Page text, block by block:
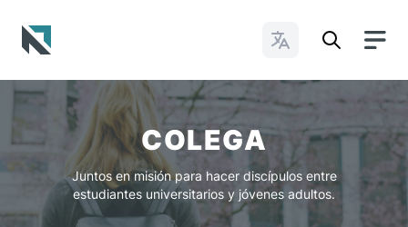
Cambiar idioma
COLEGA
Juntos en misión para hacer discípulos entre
estudiantes universitarios y jóvenes adultos.